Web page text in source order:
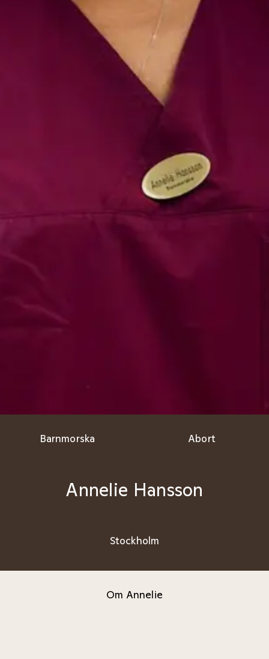
Barnmorska Abort
Annelie Hansson
Stockholm
Om Annelie